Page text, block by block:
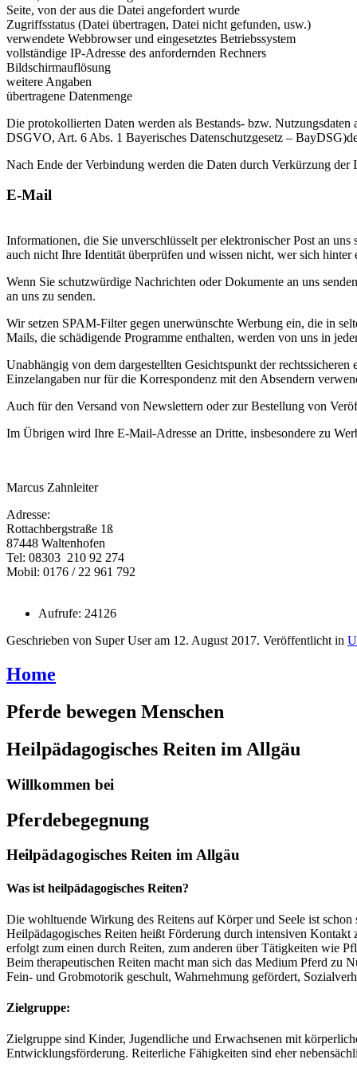
Seite, von der aus die Datei angefordert wurde
Zugriffsstatus (Datei übertragen, Datei nicht gefunden, usw.)
verwendete Webbrowser und eingesetztes Betriebssystem
vollständige IP-Adresse des anfordernden Rechners
Bildschirmauflösung
weitere Angaben
übertragene Datenmenge
Die protokollierten Daten werden als Bestands- bzw.
DSGVO, Art. 6 Abs. 1 Bayerisches Datenschutzgesetz –
Nach Ende der Verbindung werden die Daten durch Verkürzung
E-Mail
Informationen, die Sie unverschlüsselt per elektronischer Post an
auch nicht Ihre Identität überprüfen und wissen nicht, wer sich
Wenn Sie schutzwürdige Nachrichten oder Dokumente an uns
an uns zu senden.
Wir setzen SPAM-Filter gegen unerwünschte Werbung ein, die in
Mails, die schädigende Programme enthalten, werden von uns in
Unabhängig von dem dargestellten Gesichtspunkt der
Einzelangaben nur für die Korrespondenz mit den Absendern
Auch für den Versand von Newslettern oder zur Bestellung von
Im Übrigen wird Ihre E-Mail-Adresse an Dritte, insbesondere zu
Marcus Zahnleiter
Adresse:
Rottachbergstraße 1ß
87448 Waltenhofen
Tel: 08303 210 92 274
Mobil: 0176 / 22 961 792
Aufrufe: 24126
Geschrieben von Super User am 12. August 2017. Veröffentlicht in
Home
Pferde bewegen Menschen
Heilpädagogisches Reiten im Allgäu
Willkommen bei
Pferdebegegnung
Heilpädagogisches Reiten im Allgäu
Was ist heilpädagogisches Reiten?
Die wohltuende Wirkung des Reitens auf Körper und Seele ist schon
Heilpädagogisches Reiten heißt Förderung durch intensiven
erfolgt zum einen durch Reiten, zum anderen über Tätigkeiten wie
Beim therapeutischen Reiten macht man sich das Medium Pferd
Fein- und Grobmotorik geschult, Wahrnehmung gefördert,
Zielgruppe:
Zielgruppe sind Kinder, Jugendliche und Erwachsenen mit
Entwicklungsförderung. Reiterliche Fähigkeiten sind eher